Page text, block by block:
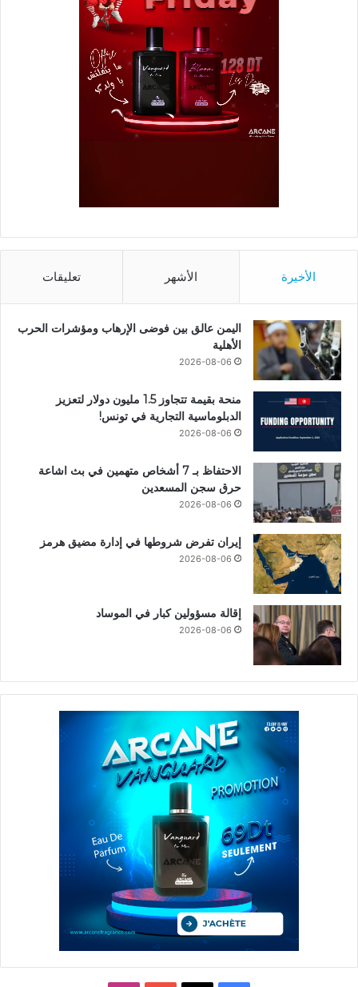
الأخيرة الأشهر تعليقات
اليمن عالق بين فوضى الإرهاب ومؤشرات الحرب
الأهلية
2026-08-06
منحة بقيمة تتجاوز 1.5 مليون دولار لتعزيز
الدبلوماسية التجارية في تونس!
2026-08-06
الاحتفاظ بـ 7 أشخاص متهمين في بث اشاعة
حرق سجن المسعدين
2026-08-06
إيران تفرض شروطها في إدارة مضيق هرمز
2026-08-06
إقالة مسؤولين كبار في الموساد
2026-08-06